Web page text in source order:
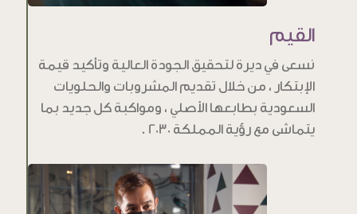
القيم
نسعى في ديرة لتحقيق الجودة العالية وتأكيد قيمة
الإبتكار ، من خلال تقديم المشروبات والحلويات
السعودية بطابعها الأصلي ، ومواكبة كل جديد بما
يتماشى مع رؤية المملكة 2030 .